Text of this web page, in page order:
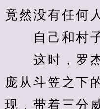
竟然没有任何
自己和村子
这时，罗杰
庞从斗笠之下
现，带着三分